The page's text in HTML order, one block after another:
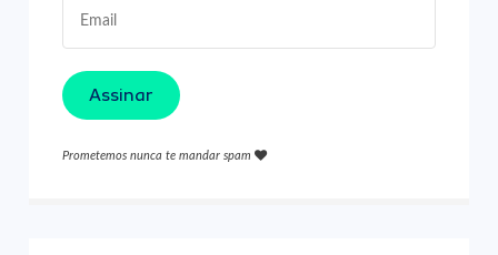
Assinar
Prometemos nunca te mandar spam